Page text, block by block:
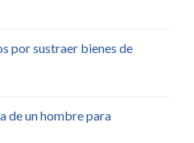
por sustraer bienes de
de un hombre para